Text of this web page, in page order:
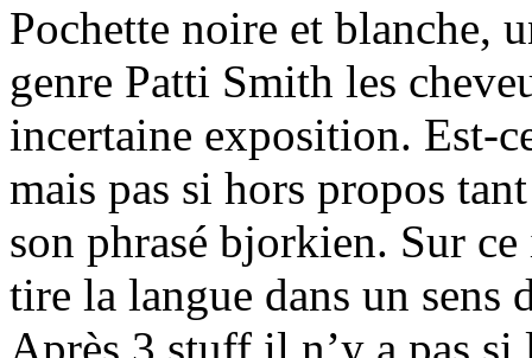
Pochette noire et blanche,
genre Patti Smith les
incertaine exposition. Est-
mais pas si hors propos
son phrasé bjorkien. Sur
tire la langue dans un sens
Après 3 stuff il n’y a pas